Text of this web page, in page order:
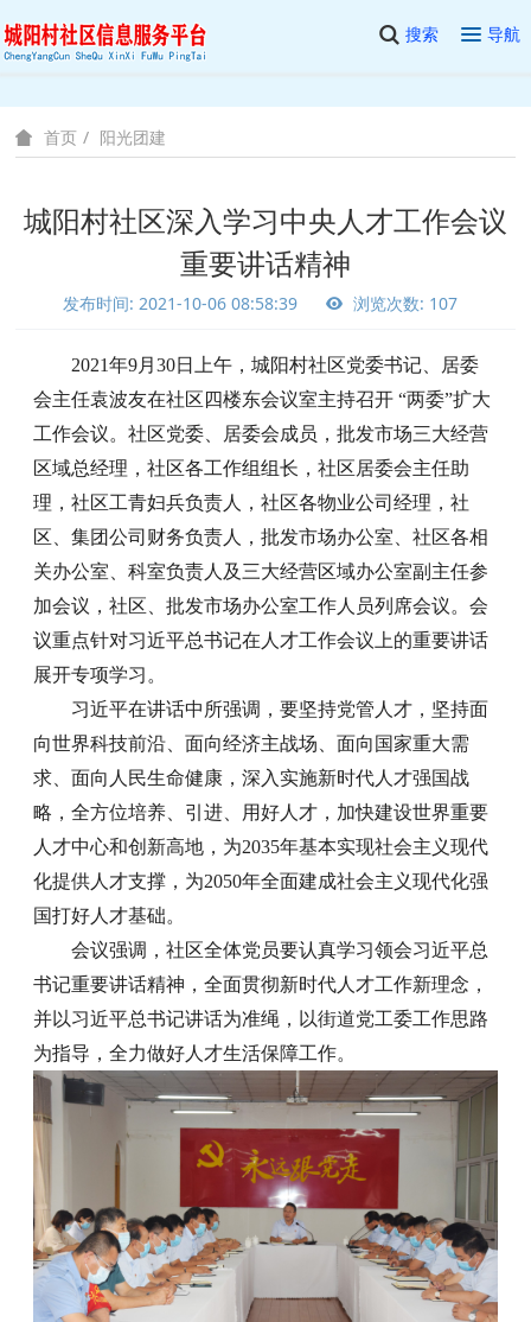
搜索 导航
首页 阳光团建
城阳村社区深入学习中央人才工作会议
重要讲话精神
发布时间: 2021-10-06 08:58:39 浏览次数: 107
2021年9月30日上午，城阳村社区党委书记、居委
会主任袁波友在社区四楼东会议室主持召开 “两委”扩大
工作会议。社区党委、居委会成员，批发市场三大经营
区域总经理，社区各工作组组长，社区居委会主任助
理，社区工青妇兵负责人，社区各物业公司经理，社
区、集团公司财务负责人，批发市场办公室、社区各相
关办公室、科室负责人及三大经营区域办公室副主任参
加会议，社区、批发市场办公室工作人员列席会议。会
议重点针对习近平总书记在人才工作会议上的重要讲话
展开专项学习。
习近平在讲话中所强调，要坚持党管人才，坚持面
向世界科技前沿、面向经济主战场、面向国家重大需
求、面向人民生命健康，深入实施新时代人才强国战
略，全方位培养、引进、用好人才，加快建设世界重要
人才中心和创新高地，为2035年基本实现社会主义现代
化提供人才支撑，为2050年全面建成社会主义现代化强
国打好人才基础。
会议强调，社区全体党员要认真学习领会习近平总
书记重要讲话精神，全面贯彻新时代人才工作新理念，
并以习近平总书记讲话为准绳，以街道党工委工作思路
为指导，全力做好人才生活保障工作。